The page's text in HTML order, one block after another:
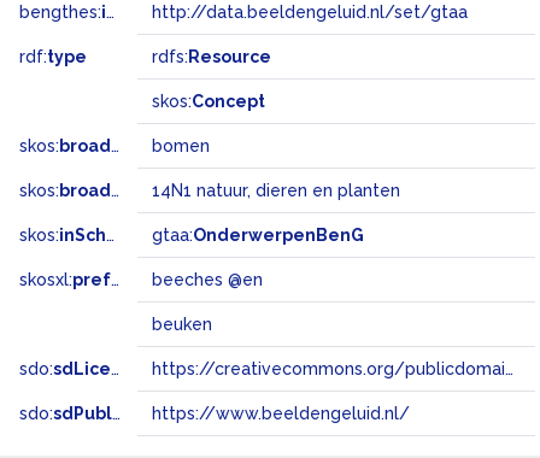
bengthes:inSet http://data.beeldengeluid.nl/set/gtaa
rdf:type rdfs: Resource
skos:Concept
skos: broader bomen
skos: broadMatch 14N1 natuur, dieren en planten
skos:inScheme gtaa:OnderwerpenBenG
skosxl:prefLabel beeches @en
beuken
sdo:sdLicense https://creativecommons.org/publicdomain/zero/1.0/
sdo:sdPublisher https://www.beeldengeluid.nl/